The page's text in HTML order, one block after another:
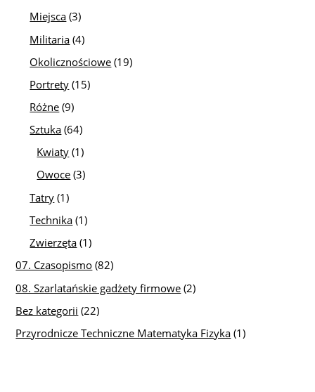
Miejsca (3)
Militaria (4)
Okolicznościowe (19)
Portrety (15)
Różne (9)
Sztuka (64)
Kwiaty (1)
Owoce (3)
Tatry (1)
Technika (1)
Zwierzęta (1)
07. Czasopismo (82)
08. Szarlatańskie gadżety firmowe (2)
Bez kategorii (22)
Przyrodnicze Techniczne Matematyka Fizyka (1)